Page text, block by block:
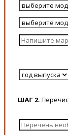
ШАГ 2.